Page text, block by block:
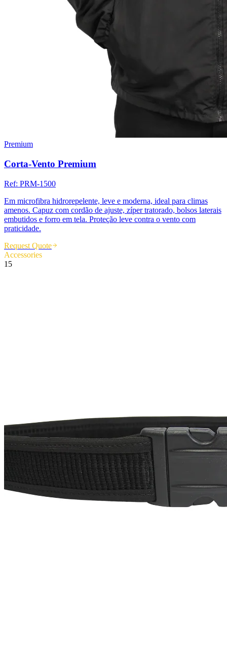
Premium
Corta-Vento Premium
Ref: PRM-1500
Em microfibra hidrorepelente, leve e moderna, ideal para climas
amenos. Capuz com cordão de ajuste, zíper tratorado, bolsos laterais
embutidos e forro em tela. Proteção leve contra o vento com
praticidade.
Request Quote
Accessories
15